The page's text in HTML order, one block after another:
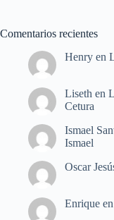
Comentarios recientes
Henry en
Liseth en
Cetura
Ismael
Ismael
Oscar
Enrique en